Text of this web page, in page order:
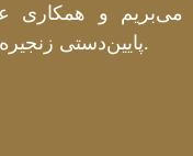
می‌بریم و همکاری
پایین‌دستی زنجیره صنعتی به طور کامل انجام می‌دهیم.